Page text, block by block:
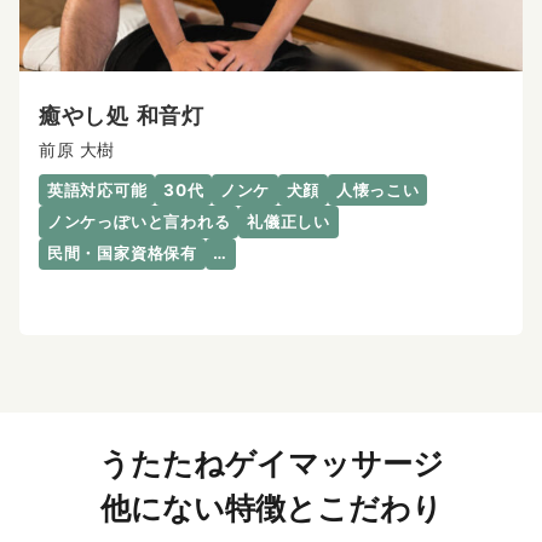
癒やし処 和音灯
前原 大樹
英語対応可能 30代 ノンケ 犬顔
人懐っこい
ノンケっぽいと言われる
礼儀正しい
民間・国家資格保有
…
うたたねゲイマッサージ
他にない特徴とこだわり